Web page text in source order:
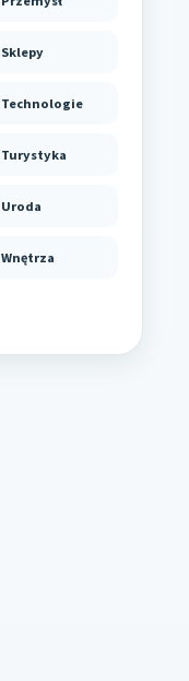
Sklepy
Technologie
Turystyka
Uroda
Wnętrza